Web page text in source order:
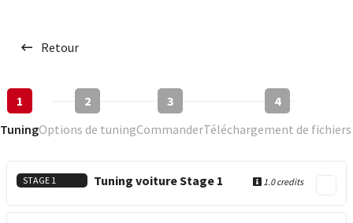
Retour
1
Tuning
2
Options de tuning
3
Commander
4
Téléchargement de fichiers
STAGE 1 Tuning voiture Stage 1 1.0 credits